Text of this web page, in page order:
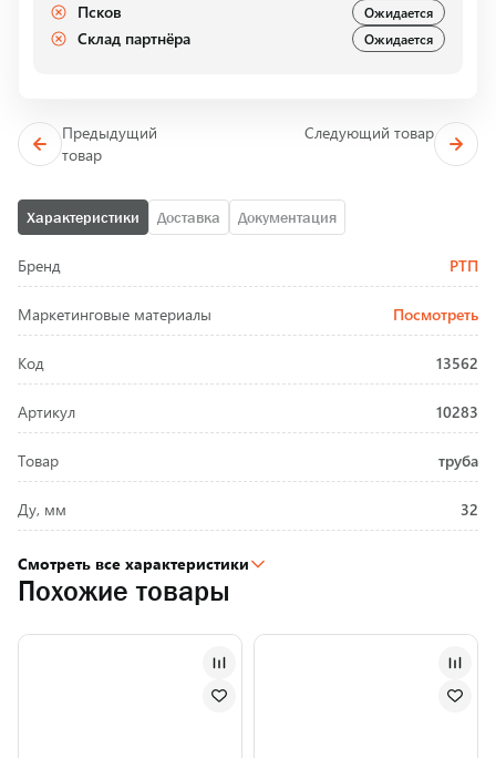
Характеристики Доставка Документация
Бренд РТП
Маркетинговые материалы Посмотреть
Код 13562
Артикул 10283
Товар труба
Ду, мм 32
Смотреть все характеристики
Псков Ожидается
Склад партнёра Ожидается
Предыдущий
товар
Следующий товар
Похожие товары